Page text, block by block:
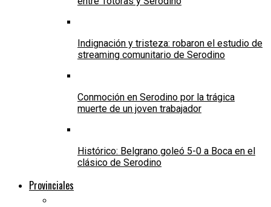
Indignación y tristeza: robaron el estudio de
streaming comunitario de Serodino
Conmoción en Serodino por la trágica
muerte de un joven trabajador
Histórico: Belgrano goleó 5-0 a Boca en el
clásico de Serodino
Provinciales